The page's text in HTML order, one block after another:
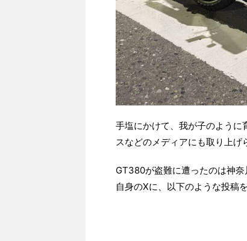
手塩にかけて、我が子のよう
スなどのメディアにも取り上げ
GT380が盗難に遭ったのは神
自身のXに、以下のような投稿